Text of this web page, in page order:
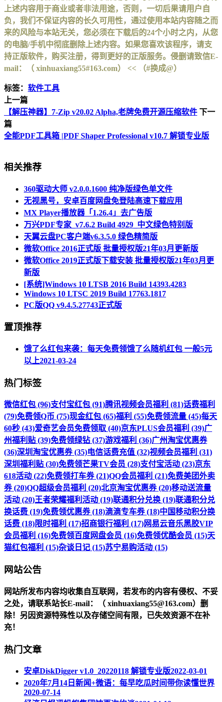
上述内容用于商业或者非法用途，否则，一切后果请用户自
负，我们不保证内容的长久可用性，通过使用本站内容随之而
来的风险与本站无关，您必须在下载后的24个小时之内，从您
的电脑/手机中彻底删除上述内容。如果您喜欢该程序，请支
持正版软件，购买注册，得到更好的正版服务。侵删请致信E-
mail：（ xinhuaxiang55#163.com） << （#换成@）
标签： 软件工具
上一篇
【解压神器】7-Zip v20.02 Alpha,老牌免费开源压缩软件 下一
篇
全能PDF工具箱 |PDF Shaper Professional v10.7 解锁专业版
相关推荐
360驱动大师 v2.0.0.1600 纯净版绿色单文件
无视黑号，安卓百度网盘免登陆高速下载应用
MX Player播放器「1.26.4」去广告版
万兴PDF专家_v7.6.2 Build 4929_中文绿色特别版
天翼云盘PC客户端v6.3.5.0 绿色精简版
微软Office 2016正式版 批量授权版21年03月更新版
微软Office 2019正式版下载安装 批量授权版21年03月更
新版
[系统]Windows 10 LTSB 2016 Build 14393.4283
Windows 10 LTSC 2019 Build 17763.1817
PC版QQ v9.4.5.27743正式版
置顶推荐
饿了么红包来袭：每天免费领饿了么随机红包 一般5元
以上2021-03-24
热门标签
微信红包 (96)支付宝红包 (91)腾讯视频会员福利 (81)话费福利
(79)免费领Q币 (75)现金红包 (65)福利 (55)免费领流量 (45)每天
60秒 (43)爱奇艺会员免费领取 (40)京东PLUS会员福利 (39)广
州福利贴 (39)免费领绿钻 (37)游戏福利 (36)广州淘宝优惠券
(36)深圳淘宝优惠券 (35)电信话费充值 (32)视频会员福利 (31)
深圳福利贴 (30)免费领芒果TV会员 (28)支付宝活动 (23)京东
618活动 (22)免费领打车券 (21)QQ会员福利 (21)免费美团外卖
券 (20)QQ超级会员福利 (20)北京淘宝优惠券 (20)移动送流量
活动 (20)王者荣耀福利活动 (19)联通积分兑换 (19)联通积分兑
换话费 (19)免费领优惠券 (18)滴滴专车券 (18)中国移动积分换
话费 (18)限时福利 (17)招商银行福利 (17)网易云音乐黑胶VIP
会员福利 (16)免费领百度网盘会员 (16)免费领优酷会员 (15)天
猫红包福利 (15)杂谈日记 (15)苏宁易购活动 (15)
网站公告
网站所发布内容均收集自互联网，若发布的内容有侵权、不妥
之处，请联系站长E-mail：（ xinhuaxiang55@163.com）删
除！另因资源特殊性以及存储空间有限，已失效资源不在补
充！
热门文章
安卓DiskDigger v1.0_20220118 解锁专业版2022-03-01
2020年7月14日新闻+微语：每早吃瓜时间带你读懂世界
2020-07-14